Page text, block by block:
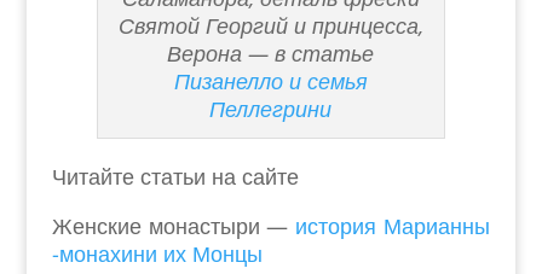
Святой Георгий и принцесса,
Верона — в статье
Пизанелло и семья
Пеллегрини
Читайте статьи на сайте
Женские монастыри — история Марианны
-монахини их Монцы